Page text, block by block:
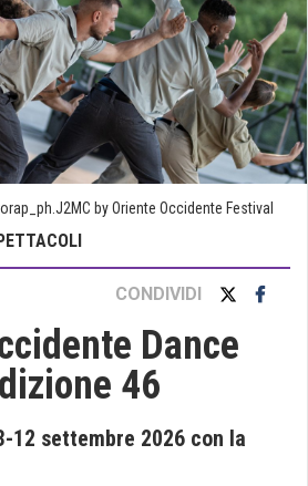
by Oriente Occidente Festival
CONDIVIDI
Dance
46
12 settembre 2026 con la